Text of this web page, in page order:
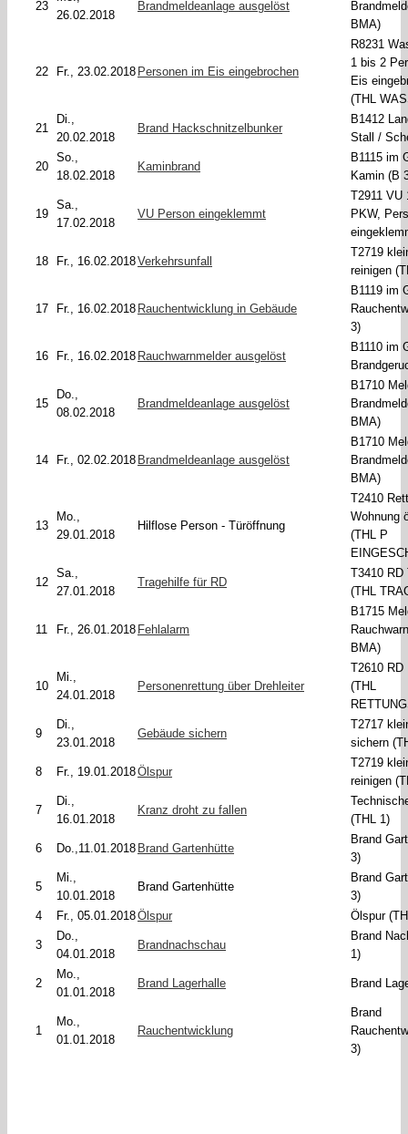
23
26.02.2018
Brandmeldeanlage ausgelöst
BMA)
22 Fr., 23.02.2018 Personen im Eis eingebrochen
R8231
1 bis 2
Eis
(THL
21
Di.,
20.02.2018
Brand Hackschnitzelbunker
B1412
Stall /
20
So.,
18.02.2018
Kaminbrand
B1115 im
Kamin (B
19
Sa.,
17.02.2018
VU Person eingeklemmt
T2911 VU
PKW,
18 Fr., 16.02.2018Verkehrsunfall
T2719
reinigen
17 Fr., 16.02.2018 Rauchentwicklung in Gebäude
B1119 im
3)
16 Fr., 16.02.2018 Rauchwarnmelder ausgelöst
B1110 im
15
Do.,
08.02.2018
Brandmeldeanlage ausgelöst
B1710
BMA)
14 Fr., 02.02.2018 Brandmeldeanlage ausgelöst
B1710
BMA)
13
Mo.,
29.01.2018
Hilflose Person - Türöffnung
T2410
Wohnung
(THL P
12
Sa.,
27.01.2018
Tragehilfe für RD
T3410 RD
(THL
11 Fr., 26.01.2018 Fehlalarm
B1715
BMA)
10
Mi.,
24.01.2018
Personenrettung über Drehleiter
T2610 RD
(THL
9
Di.,
23.01.2018
Gebäude sichern
T2717
sichern
8 Fr., 19.01.2018Ölspur
T2719
reinigen
7
Di.,
16.01.2018
Kranz droht zu fallen
(THL 1)
6 Do.,11.01.2018 Brand Gartenhütte
Brand
3)
5
Mi.,
10.01.2018
Brand Gartenhütte
Brand
3)
4
Fr., 05.01.2018Ölspur Ölspur
3
Do.,
04.01.2018
Brandnachschau
Brand
1)
2
Mo.,
01.01.2018
Brand Lagerhalle Brand
1
Mo.,
01.01.2018
Rauchentwicklung
Brand
3)